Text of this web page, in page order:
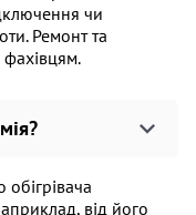
чи
Ремонт та
фахівцям.
від його